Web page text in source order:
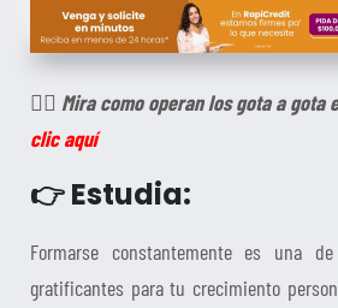
👉🏻 Mira como operan los gota a gota
clic aquí
👉 Estudia:
Formarse constantemente es una
gratificantes para tu crecimiento